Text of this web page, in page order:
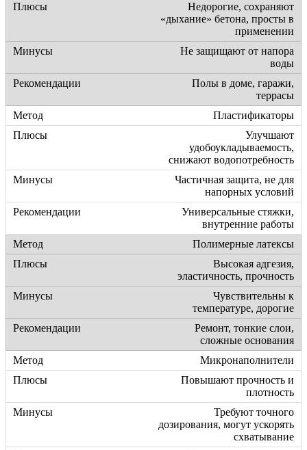
Недорогие, сохраняют
«дыхание» бетона, просты в
применении
Не защищают от напора
воды
Полы в доме, гаражи,
террасы
Пластификаторы
Улучшают
удобоукладываемость,
снижают водопотребность
Частичная защита, не для
напорных условий
Универсальные стяжки,
внутренние работы
Полимерные латексы
Высокая адгезия,
эластичность, прочность
Чувствительны к
температуре, дорогие
Ремонт, тонкие слои,
сложные основания
Микронаполнители
Повышают прочность и
плотность
Требуют точного
дозирования, могут ускорять
схватывание